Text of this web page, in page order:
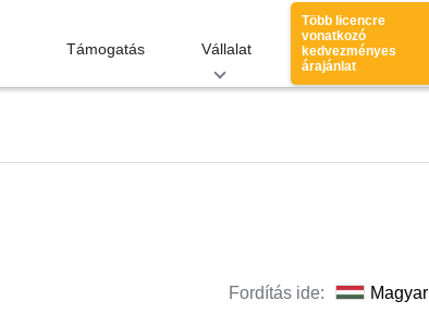
Támogatás Vállalat
Több licencre
vonatkozó
kedvezményes
árajánlat
Fordítás ide: Magyar